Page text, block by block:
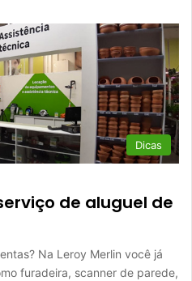
Dicas
de aluguel de
Na Leroy Merlin você já
furadeira, scanner de parede,